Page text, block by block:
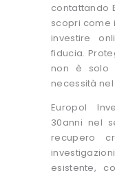
contattando
scopri come
investire
fiducia.
non è solo
necessità
Europol
30anni nel
recupero
esistente,